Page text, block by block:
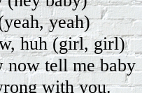
yeah)
huh (girl, girl)
now tell me baby
with you.